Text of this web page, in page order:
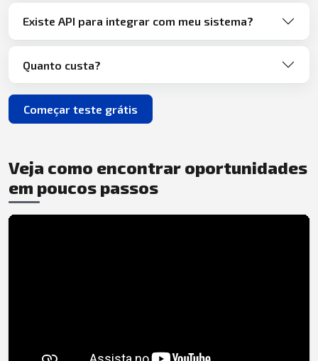
Existe API para integrar com meu sistema?
Quanto custa?
Começar teste grátis
Veja como encontrar oportunidades
em poucos passos